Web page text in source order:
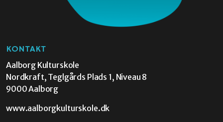
KONTAKT
Aalborg Kulturskole
Nordkraft, Teglgårds Plads 1, Niveau 8
9000 Aalborg
www.aalborgkulturskole.dk